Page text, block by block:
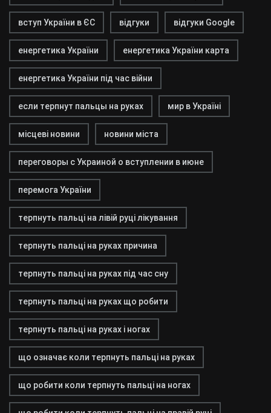
вступ України в ЄС відгуки відгуки Google
енергетика України енергетика України карта
енергетика України під час війни
если терпнут пальцы на руках мир в Україні
місцеві новини новини міста
переговоры с Украиной о вступлении в июне
перемога України
терпнуть пальці на лівій руці лікування
терпнуть пальці на руках причина
терпнуть пальці на руках під час сну
терпнуть пальці на руках що робити
терпнуть пальці на руках і ногах
що означає коли терпнуть пальці на руках
що робити коли терпнуть пальці на ногах